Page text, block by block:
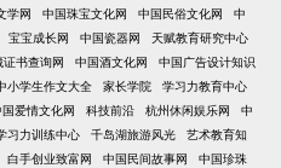
学网 中国珠宝文化网 中国民俗文化网
中
宝宝成长网 中国瓷器网
天赋教育研究中心
书查询网 中国酒文化网
中国广告设计知识
小学生作文大全 家长学院
学习力教育中心
爱情文化网 科技前沿 杭州休闲娱乐网
中
习力训练中心 千岛湖旅游风光
艺术教育知
白手创业致富网 中国民间故事网 中国珍珠